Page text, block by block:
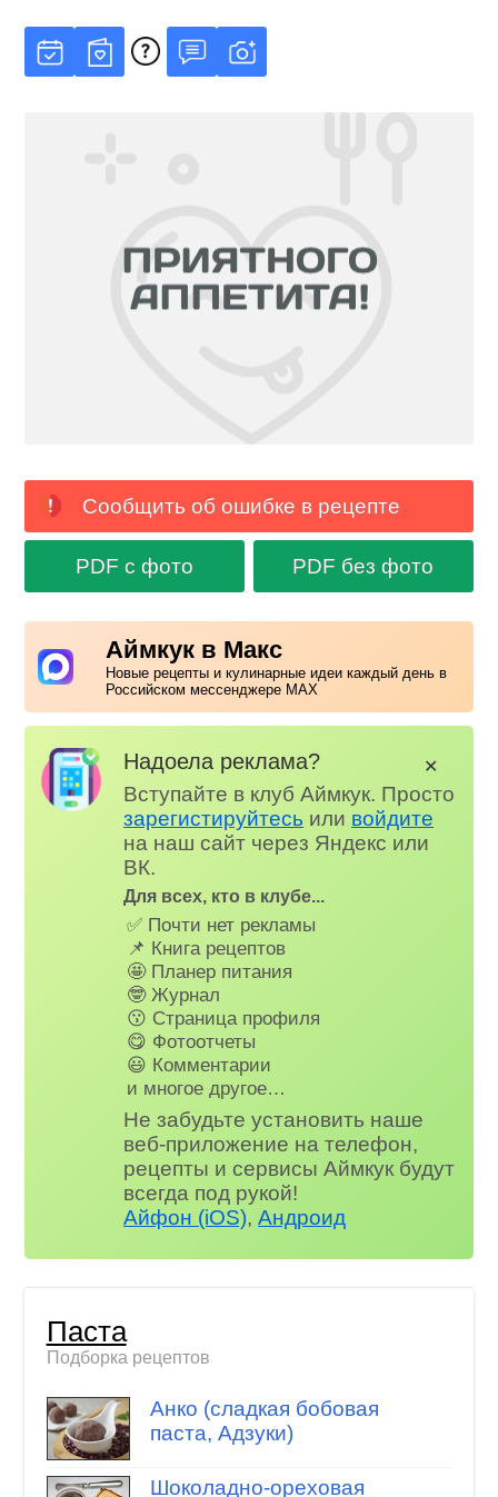
Сообщить об ошибке в рецепте
PDF с фото PDF без фото
Аймкук в Макс
Новые рецепты и кулинарные идеи каждый день в
Российском мессенджере MAX
Надоела реклама?
Вступайте в клуб Аймкук. Просто
зарегистируйтесь или войдите
на наш сайт через Яндекс или
ВК.
Для всех, кто в клубе...
✅ Почти нет рекламы
📌 Книга рецептов
🤩 Планер питания
🤓 Журнал
😗 Страница профиля
😋 Фотоотчеты
😃 Комментарии
и многое другое…
Не забудьте установить наше
веб-приложение на телефон,
рецепты и сервисы Аймкук будут
всегда под рукой!
Айфон (iOS),Андроид
✕
Паста
Подборка рецептов
Анко (сладкая бобовая
паста, Адзуки)
Шоколадно-ореховая